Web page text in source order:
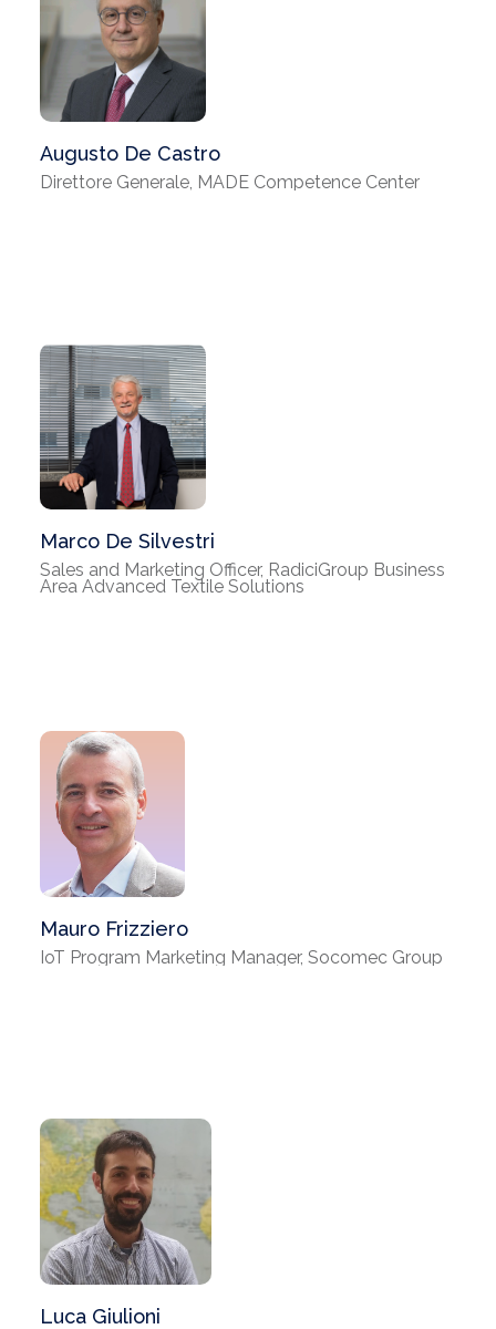
Augusto De Castro
Direttore Generale, MADE Competence Center
Marco De Silvestri
Sales and Marketing Officer, RadiciGroup Business
Area Advanced Textile Solutions
Mauro Frizziero
IoT Program Marketing Manager, Socomec Group
Luca Giulioni